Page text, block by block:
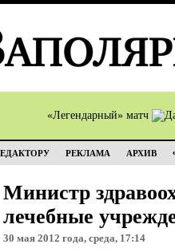
«Легендарный» матч
РЕКЛАМА АРХИВ
Министр
лечебные
30 мая 2012 года, среда, 17:14